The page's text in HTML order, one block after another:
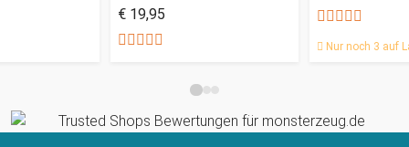
€ 19,95
Nur noch 3 auf